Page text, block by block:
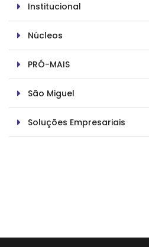
Institucional
Núcleos
PRÓ-MAIS
São Miguel
Soluções Empresariais